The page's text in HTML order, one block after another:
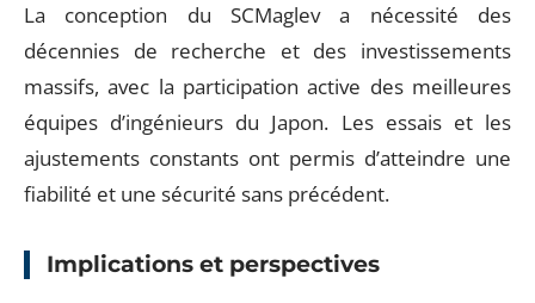
La conception du SCMaglev a nécessité des
décennies de recherche et des investissements
massifs, avec la participation active des meilleures
équipes d’ingénieurs du Japon. Les essais et les
ajustements constants ont permis d’atteindre une
fiabilité et une sécurité sans précédent.
Implications et perspectives